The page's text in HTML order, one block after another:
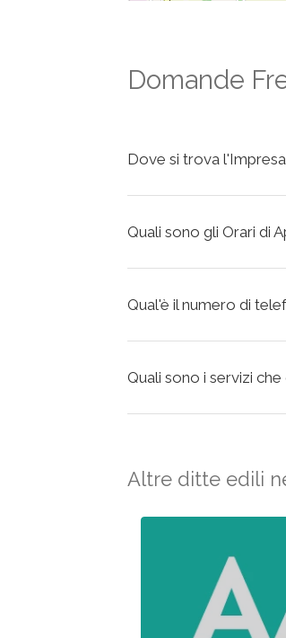
Domande
Dove si trova
Quali sono gli Orari di
Qual'è il numero di
Quali sono i servizi
Altre ditte edili